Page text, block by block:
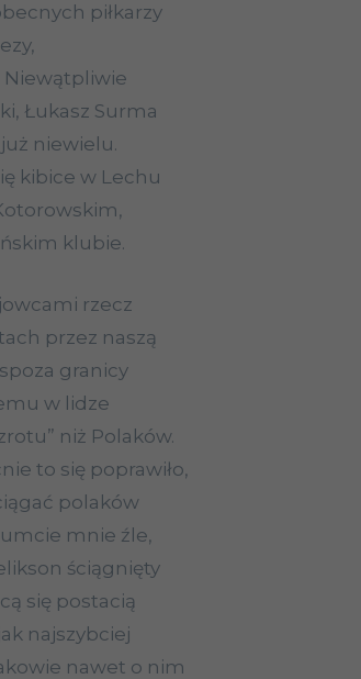
piłkarzy
Niewątpliwie
Łukasz Surma
niewielu.
kibice w Lechu
klubie.
rzecz
przez naszą
granicy
w lidze
niż Polaków.
to się poprawiło,
polaków
mnie źle,
ściągnięty
się postacią
najszybciej
nawet o nim